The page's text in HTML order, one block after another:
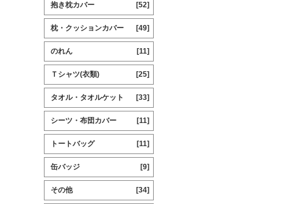
抱き枕カバー [52]
枕・クッションカバー [49]
のれん [11]
Ｔシャツ(衣類) [25]
タオル・タオルケット [33]
シーツ・布団カバー [11]
トートバッグ [11]
缶バッジ [9]
その他 [34]